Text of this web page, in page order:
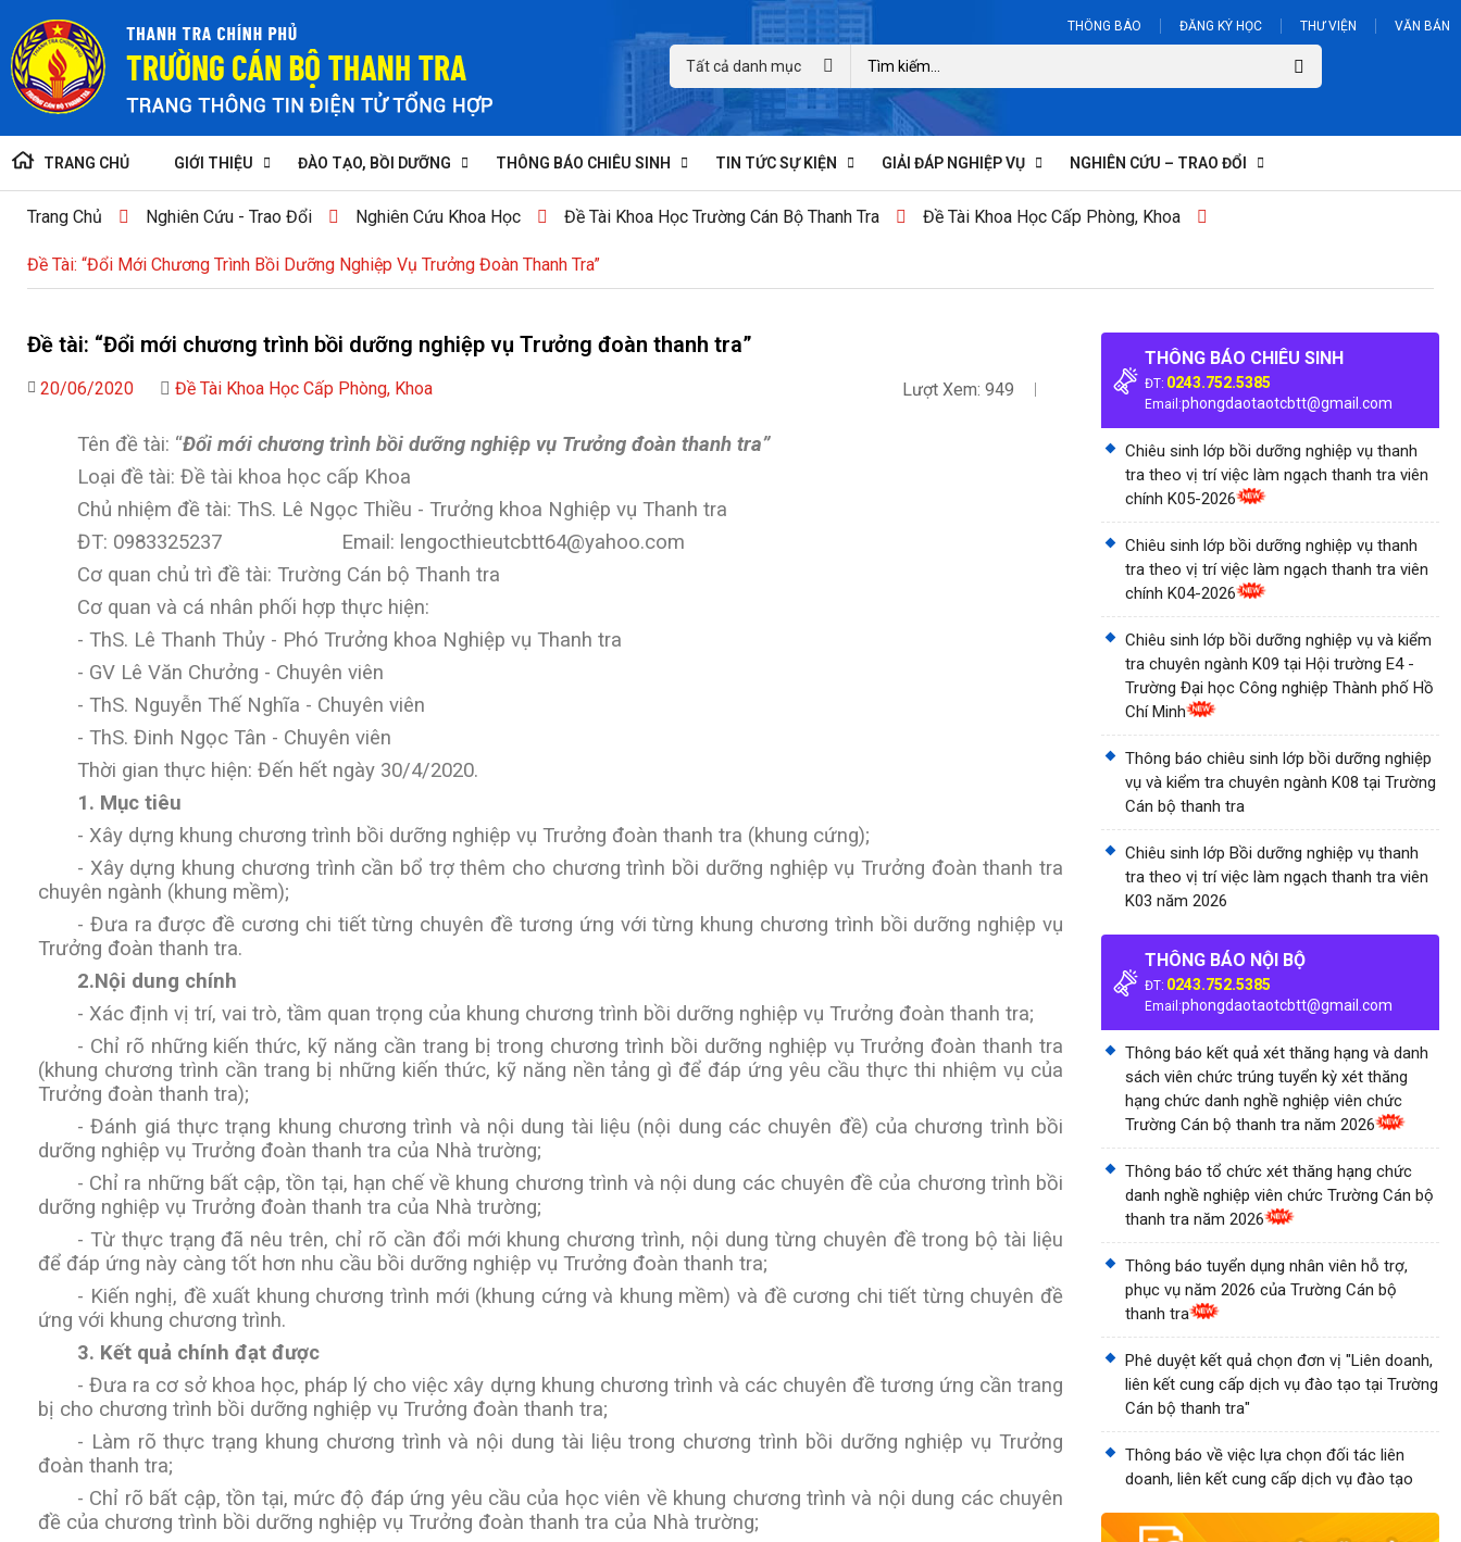
THÔNG BÁO ĐĂNG KÝ HỌC THƯ VIỆN VĂN BẢN
Tất cả danh mục
TRANG CHỦ GIỚI THIỆU ĐÀO TẠO, BỒI DƯỠNG THÔNG BÁO CHIÊU SINH TIN TỨC SỰ KIỆN GIẢI ĐÁP NGHIỆP VỤ NGHIÊN CỨU – TRAO ĐỔI
Trang Chủ Nghiên Cứu - Trao Đổi Nghiên Cứu Khoa Học Đề Tài Khoa Học Trường Cán Bộ Thanh Tra Đề Tài Khoa Học Cấp Phòng, Khoa
Đề Tài: “Đổi Mới Chương Trình Bồi Dưỡng Nghiệp Vụ Trưởng Đoàn Thanh Tra”
Đề tài: “Đổi mới chương trình bồi dưỡng nghiệp vụ Trưởng đoàn thanh tra”
20/06/2020 Đề Tài Khoa Học Cấp Phòng, Khoa Lượt Xem: 949
Tên đề tài: “Đổi mới chương trình bồi dưỡng nghiệp vụ Trưởng đoàn thanh tra”
Loại đề tài: Đề tài khoa học cấp Khoa
Chủ nhiệm đề tài: ThS. Lê Ngọc Thiều - Trưởng khoa Nghiệp vụ Thanh tra
ĐT: 0983325237 Email: lengocthieutcbtt64@yahoo.com
Cơ quan chủ trì đề tài: Trường Cán bộ Thanh tra
Cơ quan và cá nhân phối hợp thực hiện:
- ThS. Lê Thanh Thủy - Phó Trưởng khoa Nghiệp vụ Thanh tra
- GV Lê Văn Chưởng - Chuyên viên
- ThS. Nguyễn Thế Nghĩa - Chuyên viên
- ThS. Đinh Ngọc Tân - Chuyên viên
Thời gian thực hiện: Đến hết ngày 30/4/2020.
1. Mục tiêu
- Xây dựng khung chương trình bồi dưỡng nghiệp vụ Trưởng đoàn thanh tra (khung cứng);
- Xây dựng khung chương trình cần bổ trợ thêm cho chương trình bồi dưỡng nghiệp vụ Trưởng đoàn thanh tra
chuyên ngành (khung mềm);
- Đưa ra được đề cương chi tiết từng chuyên đề tương ứng với từng khung chương trình bồi dưỡng nghiệp vụ
Trưởng đoàn thanh tra.
2.Nội dung chính
- Xác định vị trí, vai trò, tầm quan trọng của khung chương trình bồi dưỡng nghiệp vụ Trưởng đoàn thanh tra;
- Chỉ rõ những kiến thức, kỹ năng cần trang bị trong chương trình bồi dưỡng nghiệp vụ Trưởng đoàn thanh tra
(khung chương trình cần trang bị những kiến thức, kỹ năng nền tảng gì để đáp ứng yêu cầu thực thi nhiệm vụ của
Trưởng đoàn thanh tra);
-Đánh giá thực trạng khung chương trình và nội dung tài liệu (nội dung các chuyên đề) của chương trình bồi
dưỡng nghiệp vụ Trưởng đoàn thanh tra của Nhà trường;
- Chỉ ra những bất cập, tồn tại, hạn chế về khung chương trình và nội dung các chuyên đề của chương trình bồi
dưỡng nghiệp vụ Trưởng đoàn thanh tra của Nhà trường;
- Từ thực trạng đã nêu trên, chỉ rõ cần đổi mới khung chương trình, nội dung từng chuyên đề trong bộ tài liệu
để đáp ứng này càng tốt hơn nhu cầu bồi dưỡng nghiệp vụ Trưởng đoàn thanh tra;
- Kiến nghị, đề xuất khung chương trình mới (khung cứng và khung mềm) và đề cương chi tiết từng chuyên đề
ứng với khung chương trình.
3. Kết quả chính đạt được
-Đưa ra cơ sở khoa học, pháp lý cho việc xây dựng khung chương trình và các chuyên đề tương ứng cần trang
bị cho chương trình bồi dưỡng nghiệp vụ Trưởng đoàn thanh tra;
- Làm rõ thực trạng khung chương trình và nội dung tài liệu trong chương trình bồi dưỡng nghiệp vụ Trưởng
đoàn thanh tra;
- Chỉ rõ bất cập, tồn tại, mức độ đáp ứng yêu cầu của học viên về khung chương trình và nội dung các chuyên
đề của chương trình bồi dưỡng nghiệp vụ Trưởng đoàn thanh tra của Nhà trường;
THÔNG BÁO CHIÊU SINH
ĐT: 0243.752.5385
Email:phongdaotaotcbtt@gmail.com
Chiêu sinh lớp bồi dưỡng nghiệp vụ thanh
tra theo vị trí việc làm ngạch thanh tra viên
chính K05-2026
Chiêu sinh lớp bồi dưỡng nghiệp vụ thanh
tra theo vị trí việc làm ngạch thanh tra viên
chính K04-2026
Chiêu sinh lớp bồi dưỡng nghiệp vụ và kiểm
tra chuyên ngành K09 tại Hội trường E4 -
Trường Đại học Công nghiệp Thành phố Hồ
Chí Minh
Thông báo chiêu sinh lớp bồi dưỡng nghiệp
vụ và kiểm tra chuyên ngành K08 tại Trường
Cán bộ thanh tra
Chiêu sinh lớp Bồi dưỡng nghiệp vụ thanh
tra theo vị trí việc làm ngạch thanh tra viên
K03 năm 2026
THÔNG BÁO NỘI BỘ
ĐT: 0243.752.5385
Email:phongdaotaotcbtt@gmail.com
Thông báo kết quả xét thăng hạng và danh
sách viên chức trúng tuyển kỳ xét thăng
hạng chức danh nghề nghiệp viên chức
Trường Cán bộ thanh tra năm 2026
Thông báo tổ chức xét thăng hạng chức
danh nghề nghiệp viên chức Trường Cán bộ
thanh tra năm 2026
Thông báo tuyển dụng nhân viên hỗ trợ,
phục vụ năm 2026 của Trường Cán bộ
thanh tra
Phê duyệt kết quả chọn đơn vị "Liên doanh,
liên kết cung cấp dịch vụ đào tạo tại Trường
Cán bộ thanh tra"
Thông báo về việc lựa chọn đối tác liên
doanh, liên kết cung cấp dịch vụ đào tạo